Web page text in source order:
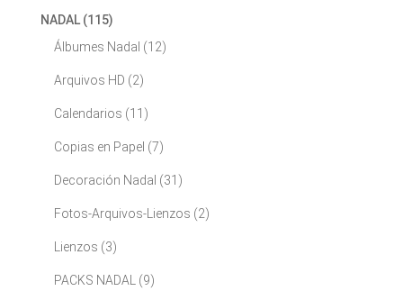
NADAL (115)
Álbumes Nadal (12)
Arquivos HD (2)
Calendarios (11)
Copias en Papel (7)
Decoración Nadal (31)
Fotos-Arquivos-Lienzos (2)
Lienzos (3)
PACKS NADAL (9)